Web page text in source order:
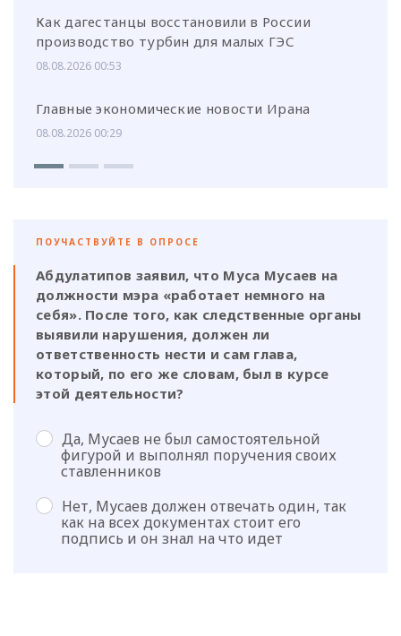
Как дагестанцы восстановили в России
производство турбин для малых ГЭС
08.08.2026 00:53
Главные экономические новости Ирана
08.08.2026 00:29
ПОУЧАСТВУЙТЕ В ОПРОСЕ
Абдулатипов заявил, что Муса Мусаев на
должности мэра «работает немного на
себя». После того, как следственные органы
выявили нарушения, должен ли
ответственность нести и сам глава,
который, по его же словам, был в курсе
этой деятельности?
Да, Мусаев не был самостоятельной
фигурой и выполнял поручения своих
ставленников
Нет, Мусаев должен отвечать один, так
как на всех документах стоит его
подпись и он знал на что идет